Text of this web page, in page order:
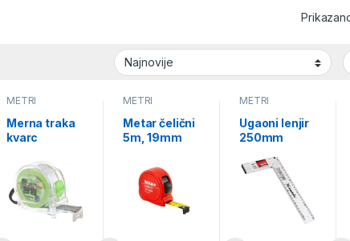
METRI
Merna traka
kvarc
kuciste
5mx25mm
(325227)
METRI
Metar čelični
5m, 19mm
50500501
METRI
Ugaoni lenjir
250mm
(324719)